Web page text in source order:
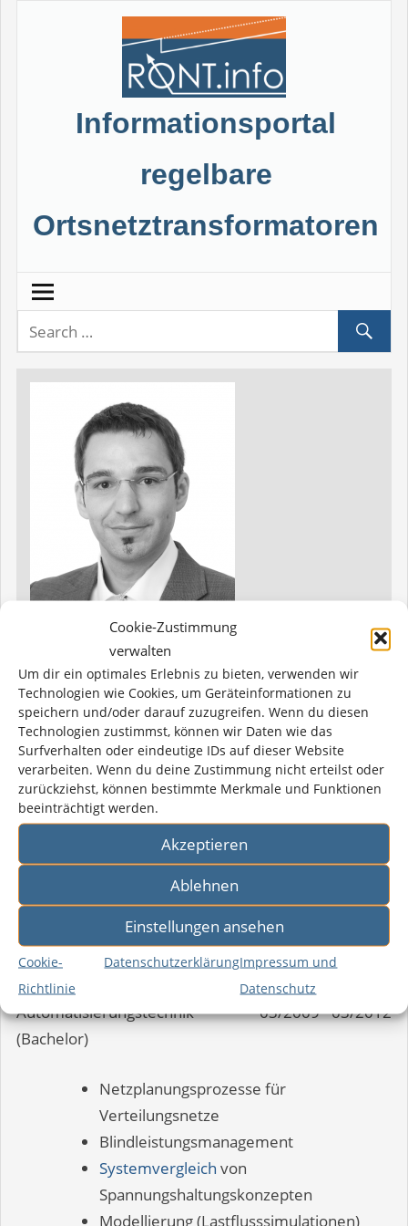
Cookie-Zustimmung
verwalten
Um dir ein optimales Erlebnis zu bieten, verwenden wir
Technologien wie Cookies, um Geräteinformationen zu
speichern und/oder darauf zuzugreifen. Wenn du diesen
Technologien zustimmst, können wir Daten wie das
Surfverhalten oder eindeutige IDs auf dieser Website
verarbeiten. Wenn du deine Zustimmung nicht erteilst oder
zurückziehst, können bestimmte Merkmale und Funktionen
beeinträchtigt werden.
Akzeptieren
Ablehnen
Einstellungen ansehen
Cookie-
Richtlinie
DatenschutzerklärungImpressum und
Datenschutz
Informationsportal
regelbare
Ortsnetztransformatoren
MATTHIAS HASLBECK
Wissenschaftlicher Mitarbeiter
Wissenschaftlicher Mitarbeiter
(OTH Regensburg) an
Forschungsstelle für Energienetze
und Energiespeicher (FENES)
09/2013 06/2018
MAP – Master of Applied
Research (Master)
03/2012 08/2013
Energie- und
Automatisierungstechnik
(Bachelor)
03/2009 03/2012
Netzplanungsprozesse für
Verteilungsnetze
Blindleistungsmanagement
Systemvergleich von
Spannungshaltungskonzepten
Modellierung (Lastflusssimulationen)